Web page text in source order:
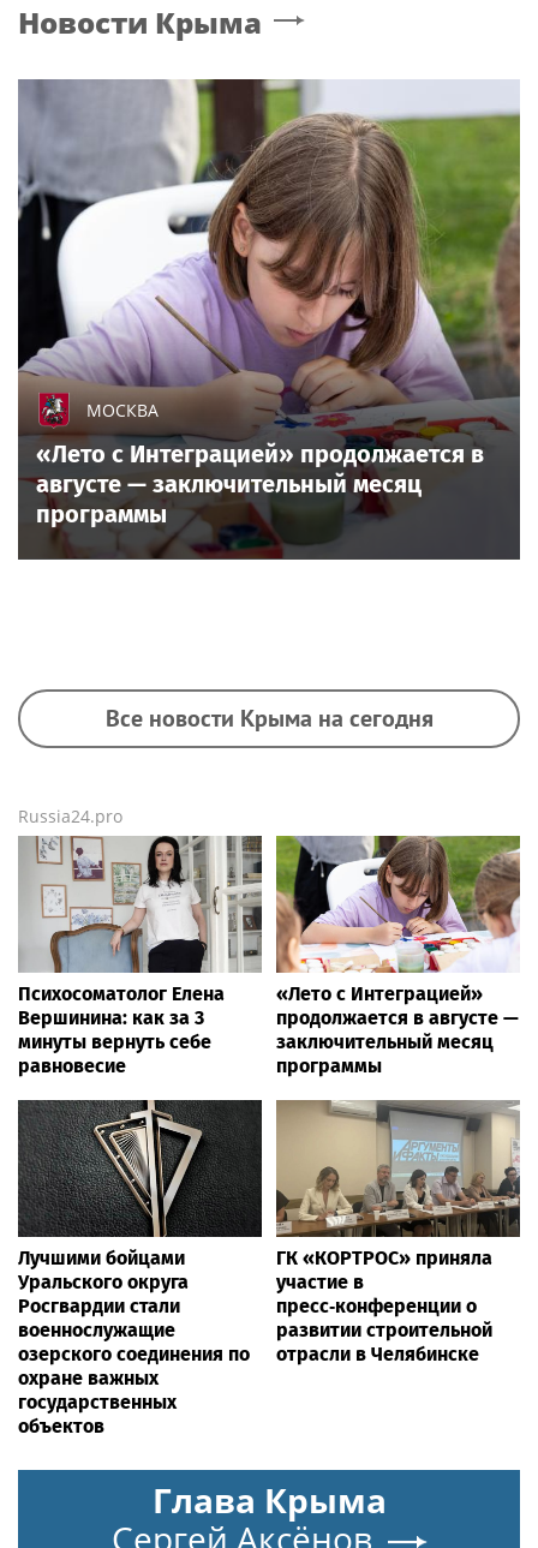
Новости Крыма
МОСКВА
«Лето с Интеграцией» продолжается в
августе — заключительный месяц
программы
Все новости Крыма на сегодня
Russia24.pro
Психосоматолог Елена
Вершинина: как за 3
минуты вернуть себе
равновесие
«Лето с Интеграцией»
продолжается в августе —
заключительный месяц
программы
Лучшими бойцами
Уральского округа
Росгвардии стали
военнослужащие
озерского соединения по
охране важных
государственных
объектов
ГК «КОРТРОС» приняла
участие в
пресс‑конференции о
развитии строительной
отрасли в Челябинске
Глава Крыма
Сергей Аксёнов